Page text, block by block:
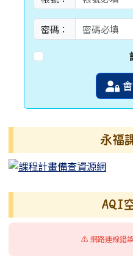
密碼：
永福
AQI
⚠️ 網路連線錯